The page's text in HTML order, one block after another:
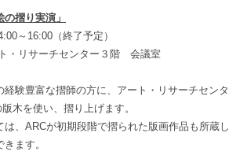
摺り実演」
～16:00（終了予定）
・リサーチセンター３階 会議室
験豊富な摺師の方に、アート・リサーチセン
木を使い、摺り上げます。
、ARCが初期段階で摺られた版画作品も所蔵
ます。